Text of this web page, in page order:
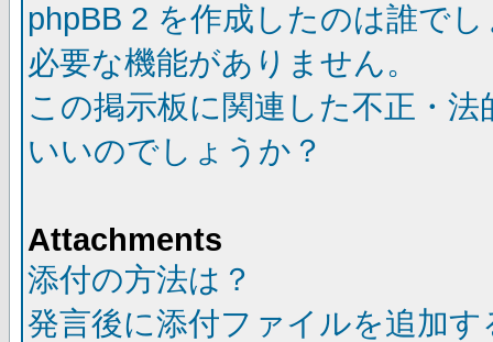
phpBB 2 を作成したのは誰で
必要な機能がありません。
この掲示板に関連した不正・
いいのでしょうか？
Attachments
添付の方法は？
発言後に添付ファイルを追加